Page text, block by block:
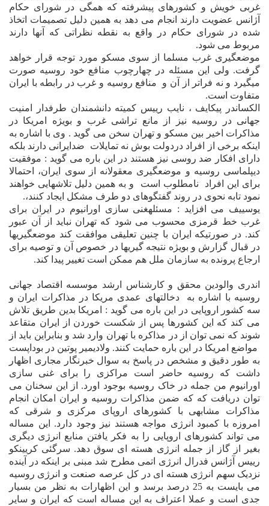
غربى خويش و کشورهاى پيشرفته که همگى در شوراى حکام
آژانس عضويت دارند انجام مى دهد به همين دليل تصميمات اتخاذ
شده در شوراى حکام در واقع به نقطه نظراتى که آنها دارند
مربوط مى شود.
موضعگيرى غرب مسلما ‌از سوى مسکو مورد توجه قرار خواهد
گرفت. ولى اين مسئله در چهارچوب منافع خود روسيه صورت
ميگيرد و نه فراتر از آن و
منافع روسيه و غرب در رابطه با ايران
متفاوت است.
الکساندر پيکايف ، نايب رييس کميته دانشمندان طرفدار امنيت
جهانى در روسيه نيز از مانع تراشى غرب و بويژه امريکا در
مذاکرات اخير بين مسکو و تهران سخن مى گويد . وى با اشاره به
اينکه برخى از افراد دردولت بوش نه تمايلات
ضدايرانى دارند بلکه
داراى افکار ضد روسى نيز هستند در اين باره مى گويد : موفقيت
ديپلماسى روسيه و موضعگيرى معقولانه از سوى ايران، احتمالا
براى اين افراد
نامطلوب است
و به همين دليل تلاشهايى خواهند
نمود تابه نحوى در روند گفتگوهاى دو طرف مشکل ايجاد کنند،.
يوسييف مى افزايد : مسئلهغنی سازی اورانیوم در ایران براى
غرب خط قرمزى محسوب مى شود که تهران نبايد از آن عبور
کند. در صورتيکه ايران با چنين تعليقى موافقت کند موضعگيريها
در قبال گزارش و بويژه نتيجه گيريها در خصوص آن و توصيه براى
ارجاع پرونده به سازمان ملل هم ممکن است تغيير پيدا کند.
اندرى والودين محقق و کارشناس ارشد موسسه اقتصاد جهانى
روسيه با اشاره به
دخالتهاى عمدى مريکا در مذاکرات ايران و
سه کشور اروپايى در اين باره مى گويد : امريکا بدين طريق تلاش
مى کند که اين کشورها پس از شکست خوردن از ايران متقاعد
شوند که نمى توان از در مذاکره با تهران وارد شد و بنابراين بايد از
مواضع امريکا در اين باره حمايت کنند. ولاديمير پوتين در بوداپست
به طور دقيق و مشخص در پاسخ به سوال خبرنگار مجارى اظهار
داشت که روسيه حاضر است مراکزى را براى غنى سازى
اورانيوم من جمله در خاک روسيه بوجود اورد. از اين سخنان مى
توان دريافت که که ضمن مذاکرات روسيه و ايران امکان انجام
مذاکرات مشابهى با کشورهاى اروپاى مرکزى و شرقى که
امروزه با کمبود انرژى مواجه هستند نيز وجود دارد. اين مساله
مى تواند کشورهاى اروپايى را به فکر يافتن منابع انرژى ديگرى
بغير از گاز از جمله انرژى هسته اى سوق دهد. سرگئی کریينکو
رييس
ژانس فدرال انرژى اتمى مطرح شد مبنى بر اينکه در
ينده
نزديک سهم انرژى هسته اى در کل عرصه صنعت و انرژى روسيه
مى بايست به 25 درصد برسد و اين اظهارات به نظر من بسيار
جدى است و عملا اعتراف به اين مساله است که ايران و ساير